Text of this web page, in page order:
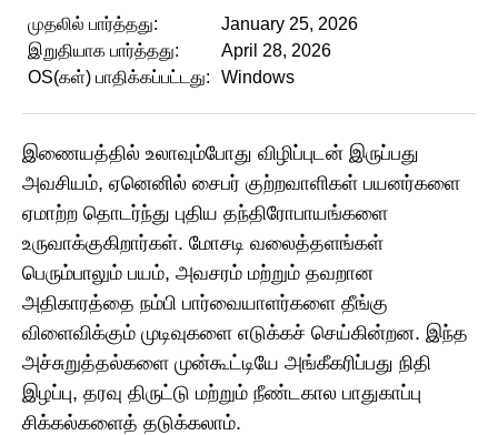
முதலில் பார்த்தது:
January 25, 2026
இறுதியாக பார்த்தது:
April 28, 2026
OS(கள்) பாதிக்கப்பட்டது:
Windows
இணையத்தில் உலாவும்போது விழிப்புடன் இருப்பது
அவசியம், ஏனெனில் சைபர் குற்றவாளிகள் பயனர்களை
ஏமாற்ற தொடர்ந்து புதிய தந்திரோபாயங்களை
உருவாக்குகிறார்கள். மோசடி வலைத்தளங்கள்
பெரும்பாலும் பயம், அவசரம் மற்றும் தவறான
அதிகாரத்தை நம்பி பார்வையாளர்களை தீங்கு
விளைவிக்கும் முடிவுகளை எடுக்கச் செய்கின்றன. இந்த
அச்சுறுத்தல்களை முன்கூட்டியே அங்கீகரிப்பது நிதி
இழப்பு, தரவு திருட்டு மற்றும் நீண்டகால பாதுகாப்பு
சிக்கல்களைத் தடுக்கலாம்.